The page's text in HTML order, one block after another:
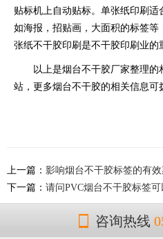
贴标机上自动贴标。单张纸印刷适
如海报，招贴画，大面积的标签
张纸不干胶印刷是不干胶印刷业的
以上是烟台不干胶厂家整理的
站，更多烟台不干胶的相关信息可
上一篇： 影响烟台不干胶标签的有
下一篇： 请问PVC烟台不干胶标签可
咨询热线